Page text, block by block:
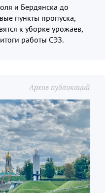
и Бердянска до
пункты пропуска,
к уборке урожаев,
работы СЭЗ.
Архив публикаций